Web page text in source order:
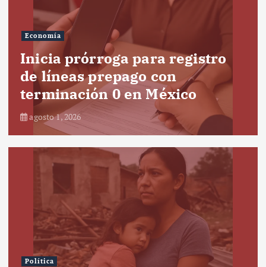
Economía
Inicia prórroga para registro
de líneas prepago con
terminación 0 en México
agosto 1, 2026
Política